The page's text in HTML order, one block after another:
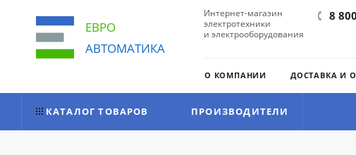
ЕВРО
АВТОМАТИКА
Интернет-магазин
электротехники
и электрооборудования
8
О КОМПАНИИ ДОСТАВКА И
КАТАЛОГ ТОВАРОВ ПРОИЗВОДИТЕЛИ